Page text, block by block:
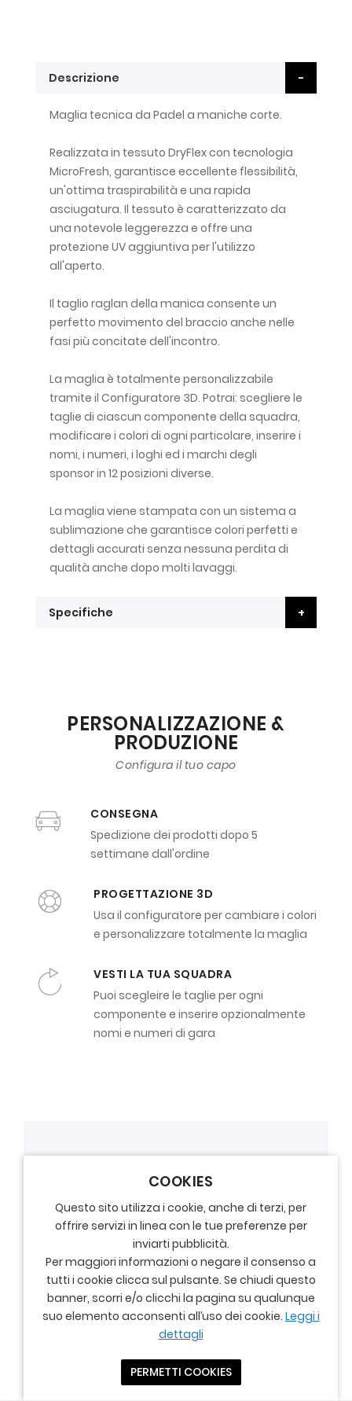
COOKIES
Questo sito utilizza i cookie, anche di terzi, per
offrire servizi in linea con le tue preferenze per
inviarti pubblicità.
Per maggiori informazioni o negare il consenso a
tutti i cookie clicca sul pulsante. Se chiudi questo
banner, scorri e/o clicchi la pagina su qualunque
suo elemento acconsenti all’uso dei cookie. Leggi i
dettagli
PERMETTI COOKIES
Descrizione
Maglia tecnica da Padel a maniche corte.
Realizzata in tessuto DryFlex con tecnologia
MicroFresh, garantisce eccellente flessibilità,
un'ottima traspirabilità e una rapida
asciugatura. Il tessuto è caratterizzato da
una notevole leggerezza e offre una
protezione UV aggiuntiva per l'utilizzo
all'aperto.
Il taglio raglan della manica consente un
perfetto movimento del braccio anche nelle
fasi più concitate dell'incontro.
La maglia è totalmente personalizzabile
tramite il Configuratore 3D. Potrai: scegliere le
taglie di ciascun componente della squadra,
modificare i colori di ogni particolare, inserire i
nomi, i numeri, i loghi ed i marchi degli
sponsor in 12 posizioni diverse.
La maglia viene stampata con un sistema a
sublimazione che garantisce colori perfetti e
dettagli accurati senza nessuna perdita di
qualità anche dopo molti lavaggi.
Specifiche
PERSONALIZZAZIONE &
PRODUZIONE
Configura il tuo capo
CONSEGNA
Spedizione dei prodotti dopo 5
settimane dall'ordine
PROGETTAZIONE 3D
Usa il configuratore per cambiare i colori
e personalizzare totalmente la maglia
VESTI LA TUA SQUADRA
Puoi scegleire le taglie per ogni
componente e inserire opzionalmente
nomi e numeri di gara